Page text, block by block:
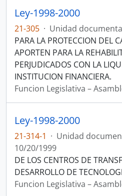
Ley-1998-2000
21-305 · Unidad
PARA LA PROTECCION DEL
APORTEN PARA LA
PERJUDICADOS CON LA
INSTITUCION FINANCIERA.
Funcion Legislativa –
Ley-1998-2000
21-314-1 · Unidad
10/20/1999
DE LOS CENTROS DE
DESARROLLO DE
Funcion Legislativa –